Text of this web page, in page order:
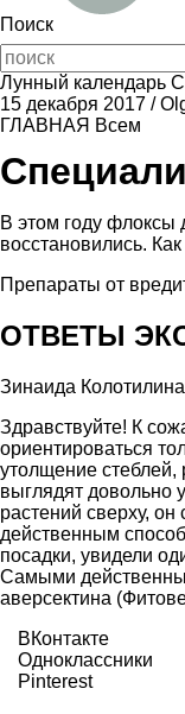
Поиск
Лунный календарь
15 декабря 2017 /
ГЛАВНАЯ Всем
В этом году флоксы
восстановились.
Препараты от
ОТВЕТЫ
Зинаида Колотилина
Здравствуйте! К
ориентироваться
утолщение стеблей,
выглядят довольно
растений сверху,
действенным
посадки, увидели
Самыми
аверсектина
ВКонтакте
Одноклассники
Pinterest